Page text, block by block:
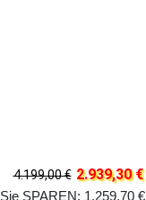
4.199,00 € 2.939,30 €
Sie SPAREN: 1.259,70 €